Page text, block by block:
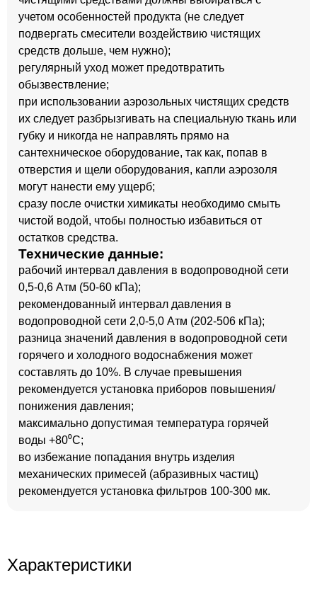
учетом особенностей продукта (не следует
подвергать смесители воздействию чистящих
средств дольше, чем нужно);
регулярный уход может предотвратить
обызвествление;
при использовании аэрозольных чистящих средств
их следует разбрызгивать на специальную ткань или
губку и никогда не направлять прямо на
сантехническое оборудование, так как, попав в
отверстия и щели оборудования, капли аэрозоля
могут нанести ему ущерб;
сразу после очистки химикаты необходимо смыть
чистой водой, чтобы полностью избавиться от
остатков средства.
Технические данные:
рабочий интервал давления в водопроводной сети
0,5-0,6 Атм (50-60 кПа);
рекомендованный интервал давления в
водопроводной сети 2,0-5,0 Атм (202-506 кПа);
разница значений давления в водопроводной сети
горячего и холодного водоснабжения может
составлять до 10%. В случае превышения
рекомендуется установка приборов повышения/
понижения давления;
максимально допустимая температура горячей
воды +80⁰С;
во избежание попадания внутрь изделия
механических примесей (абразивных частиц)
рекомендуется установка фильтров 100-300 мк.
Характеристики